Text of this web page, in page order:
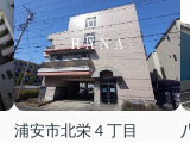
浦安市北栄４丁目